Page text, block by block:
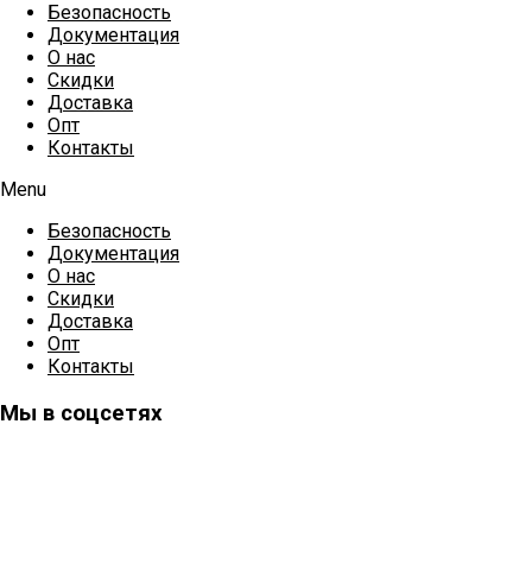
Безопасность
Документация
О нас
Скидки
Доставка
Опт
Контакты
Menu
Безопасность
Документация
О нас
Скидки
Доставка
Опт
Контакты
Мы в соцсетях